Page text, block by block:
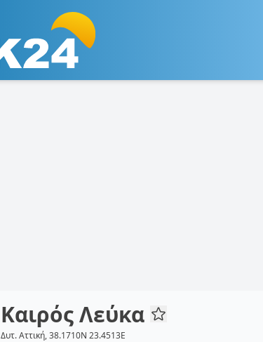
Καιρός Λεύκα
Δυτ. Αττική, 38.1710N 23.4513E